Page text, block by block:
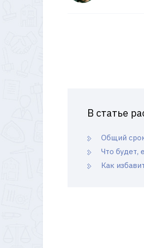
В статье
Общий
Что будет,
Как